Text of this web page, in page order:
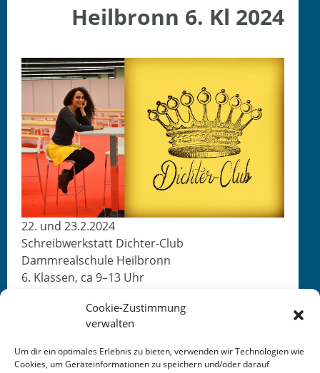
Cookie-Zustimmung
verwalten
Um dir ein optimales Erlebnis zu bieten, verwenden wir Technologien wie
Cookies, um Geräteinformationen zu speichern und/oder darauf
Heilbronn 6. Kl 2024
22. und 23.2.2024
Schreib­w­erk­statt Dichter-Club
Damm­re­alschule Heilbronn
6. Klassen, ca 9–13 Uhr